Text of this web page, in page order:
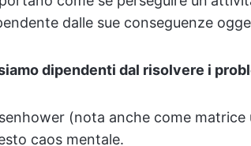
dalle sue conseguenze
dipendenti dal risolvere i
(nota anche come
caos mentale.